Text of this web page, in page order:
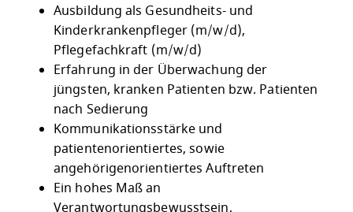
Ausbildung als Gesundheits- und
Kinderkrankenpfleger (m/w/d),
Pflegefachkraft (m/w/d)
Erfahrung in der Überwachung der
jüngsten, kranken Patienten bzw. Patienten
nach Sedierung
Kommunikationsstärke und
patientenorientiertes, sowie
angehörigenorientiertes Auftreten
Ein hohes Maß an
Verantwortungsbewusstsein,